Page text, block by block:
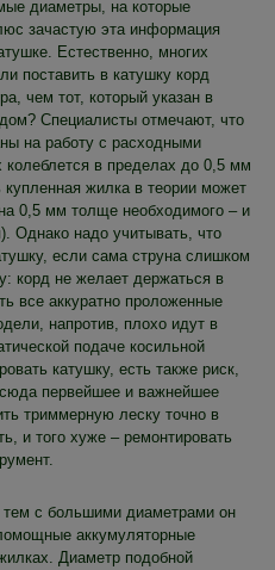
диаметры, на которые
зачастую эта информация
Естественно, многих
поставить в катушку корд
чем тот, который указан в
Специалисты отмечают, что
на работу с расходными
в пределах до 0,5 мм
купленная жилка в теории может
0,5 мм толще необходимого – и
Однако надо учитывать, что
если сама струна слишком
корд не желает держаться в
все аккуратно проложенные
напротив, плохо идут в
подаче косильной
катушку, есть также риск,
первейшее и важнейшее
триммерную леску точно в
и того хуже – ремонтировать
с большими диаметрами он
аккумуляторные
Диаметр подобной